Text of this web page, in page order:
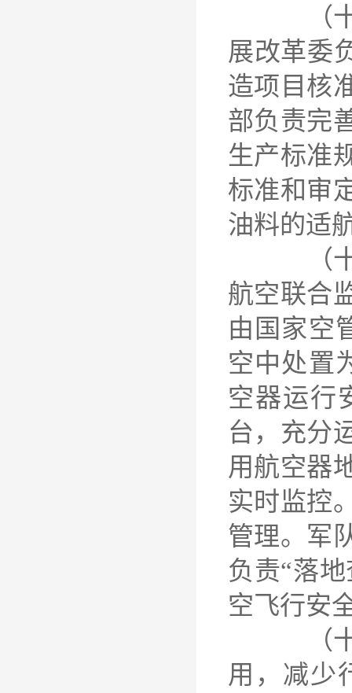
（十七
展改革委
造项目核
部负责完
生产标准
标准和审
油料的适
（十八
航空联合
由国家空
空中处置
空器运行
台，充分
用航空器
实时监控
管理。军
负责“落
空飞行安
（十九
用，减少